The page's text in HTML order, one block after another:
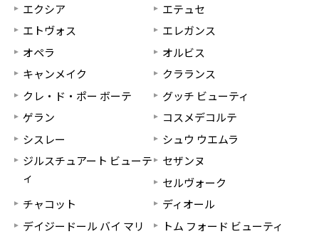
エクシア
エテュセ
エトヴォス
エレガンス
オペラ
オルビス
キャンメイク
クラランス
クレ・ド・ポー ボーテ
グッチ ビューティ
ゲラン
コスメデコルテ
シスレー
シュウ ウエムラ
ジルスチュアート ビューテ
ィ
セザンヌ
セルヴォーク
チャコット
ディオール
デイジードール バイ マリ
トム フォード ビューティ